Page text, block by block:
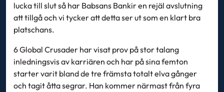
lucka till slut så har Babsans Bankir en rejäl avslutning
att tillgå och vi tycker att detta ser ut som en klart bra
platschans.
6 Global Crusader har visat prov på stor talang
inledningsvis av karriären och har på sina femton
starter varit bland de tre främsta totalt elva gånger
och tagit åtta segrar. Han kommer närmast från fyra